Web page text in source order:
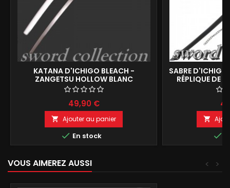
KATANA D'ICHIGO BLEACH -
ZANGETSU HOLLOW BLANC
REPRODUCTION DE COLLECTION
103CM
49,90 €
 Ajouter au panier
 En stock
SABRE
RÉPLIQUE DE


VOUS AIMEREZ AUSSI >
<